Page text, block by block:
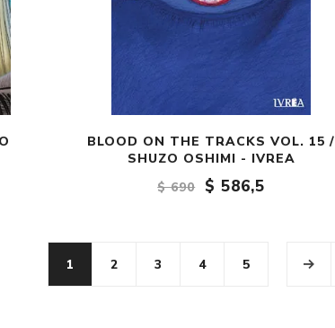
BLOOD ON THE TRACKS VOL. 15 /
SHUZO OSHIMI - IVREA
$ 690
$ 586,5
1 2 3 4 5